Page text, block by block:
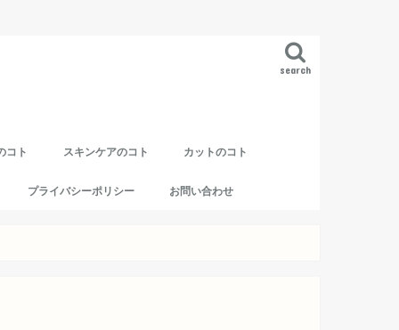
search
コト スキンケアのコト カットのコト
プライバシーポリシー お問い合わせ